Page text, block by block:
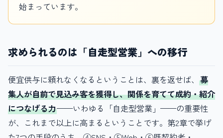
始まっています。
求められるのは「自走型営業」への移行
便宜供与に頼れなくなるということは、裏を返せば、 募
集人が自前で見込み客を獲得し、関係を育てて成約・紹介
につなげる力——いわゆる「自走型営業」——の重要性
が、これまで以上に高まるということです。第2章で挙げ